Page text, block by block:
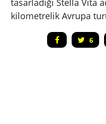
kilometrelik Avrupa
6